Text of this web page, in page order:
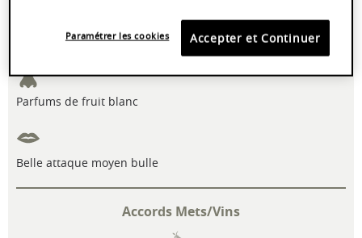
Robe jaune or
Parfums de fruit blanc
Belle attaque moyen bulle
Accords Mets/Vins
Accepter et Continuer
Paramétrer les cookies